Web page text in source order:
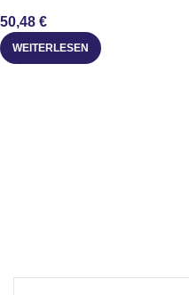
50,48 €
WEITERLESEN